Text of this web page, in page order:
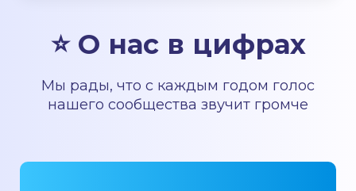
⭐ О нас в цифрах
Мы рады, что с каждым годом голос
нашего сообщества звучит громче